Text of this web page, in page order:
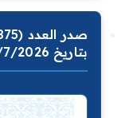
بتاريخ 27/7/2026